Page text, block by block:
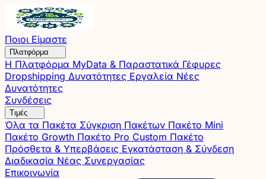
Ποιοι Είμαστε
Πλατφόρμα
Η Πλατφόρμα MyData & Παραστατικά Γέφυρες
Dropshipping Δυνατότητες Εργαλεία Νέες
Δυνατότητες
Συνδέσεις
Τιμές
Όλα τα Πακέτα Σύγκριση Πακέτων Πακέτο Mini
Πακέτο Growth Πακέτο Pro Custom Πακέτο
Πρόσθετα & Υπερβάσεις Εγκατάσταση & Σύνδεση
Διαδικασία Νέας Συνεργασίας
Επικοινωνία